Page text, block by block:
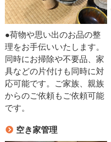
●荷物や思い出のお品の整
理をお手伝いいたします。
同時にお掃除や不要品、家
具などの片付けも同時に対
応可能です。ご家族、親族
からのご依頼もご依頼可能
です。
空き家管理